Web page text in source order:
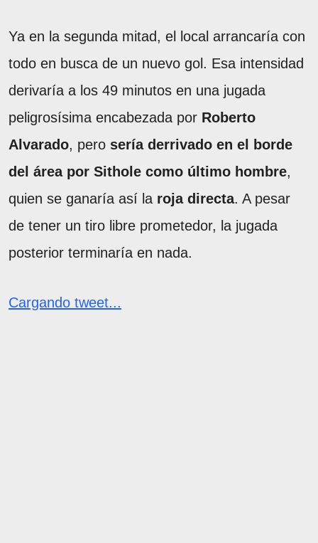
Ya en la segunda mitad, el local arrancaría con
todo en busca de un nuevo gol. Esa intensidad
derivaría a los 49 minutos en una jugada
peligrosísima encabezada por Roberto
Alvarado, pero sería derrivado en el borde
del área por Sithole como último hombre,
quien se ganaría así la roja directa. A pesar
de tener un tiro libre prometedor, la jugada
posterior terminaría en nada.
Cargando tweet...